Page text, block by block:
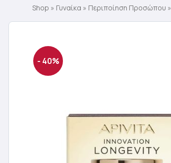
Shop » Γυναίκα » Περιποίηση Προσώπου
- 40%